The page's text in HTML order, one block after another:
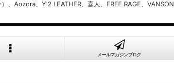
、Aozora、Y'2 LEATHER、喜人、FREE RAGE、VANSON
メールマガジンブログ